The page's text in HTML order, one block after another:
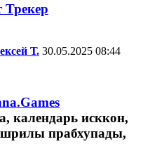
Т. 30.05.2025 08:44